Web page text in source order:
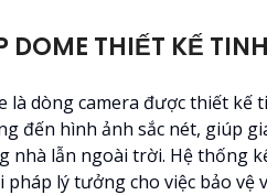
DOME THIẾT KẾ
là dòng camera được thiết
đến hình ảnh sắc nét, giúp
nhà lẫn ngoài trời. Hệ thống
pháp lý tưởng cho việc bảo vệ